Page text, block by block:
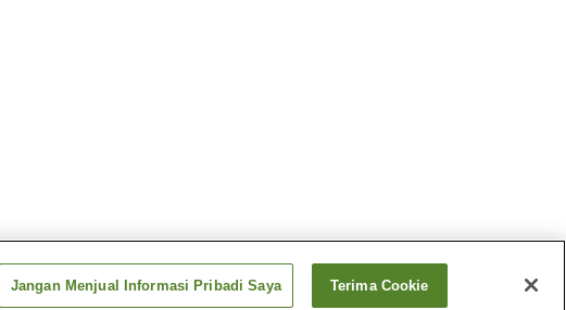
Jangan Menjual Informasi Pribadi Saya Terima Cookie